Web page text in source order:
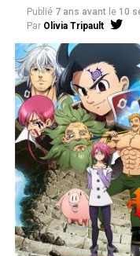
Publié 7 ans avant le 10
Par Olivia Tripault